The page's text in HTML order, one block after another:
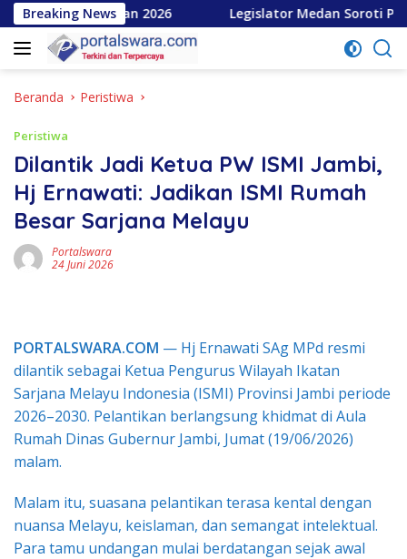
Langsung
ke
konten
Breaking News
2026 Legislator Medan Soroti Penunjukan
Beranda Peristiwa
Peristiwa
Dilantik Jadi Ketua PW ISMI Jambi,
Hj Ernawati: Jadikan ISMI Rumah
Besar Sarjana Melayu
Portalswara
24 Juni 2026
PORTALSWARA.COM — Hj Ernawati SAg MPd resmi
dilantik sebagai Ketua Pengurus Wilayah Ikatan
Sarjana Melayu Indonesia (ISMI) Provinsi Jambi periode
2026–2030. Pelantikan berlangsung khidmat di Aula
Rumah Dinas Gubernur Jambi, Jumat (19/06/2026)
malam.
Malam itu, suasana pelantikan terasa kental dengan
nuansa Melayu, keislaman, dan semangat intelektual.
Para tamu undangan mulai berdatangan sejak awal